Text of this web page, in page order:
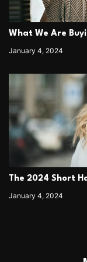
What We Are
January 4, 2024
The 2024 Short
January 4, 2024